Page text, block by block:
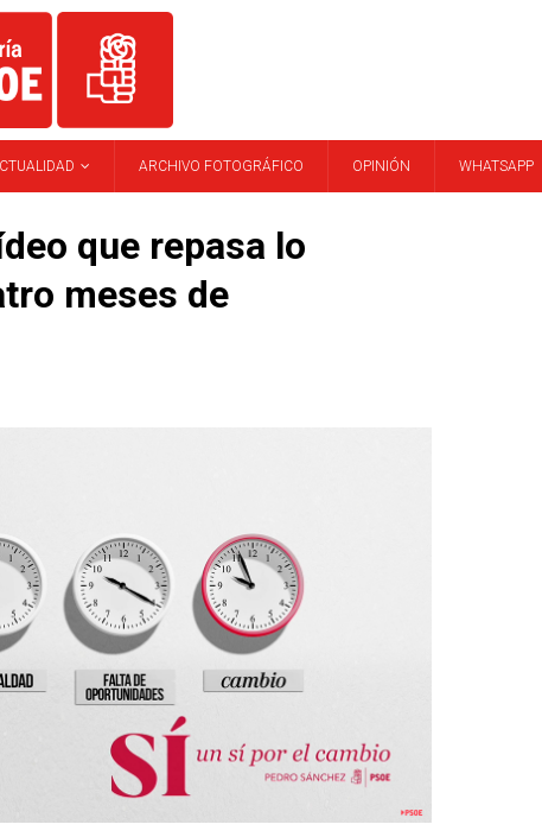
ARCHIVO FOTOGRÁFICO OPINIÓN WHATSAPP
que repasa lo
meses de